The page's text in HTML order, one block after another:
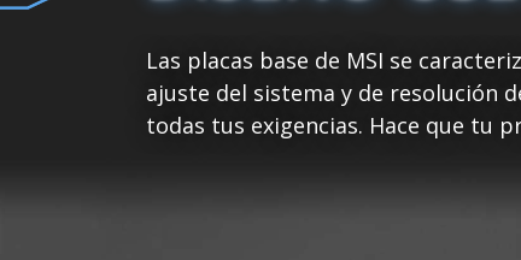
Las placas base de MSI se
ajuste del sistema y de resolución
todas tus exigencias. Hace que tu